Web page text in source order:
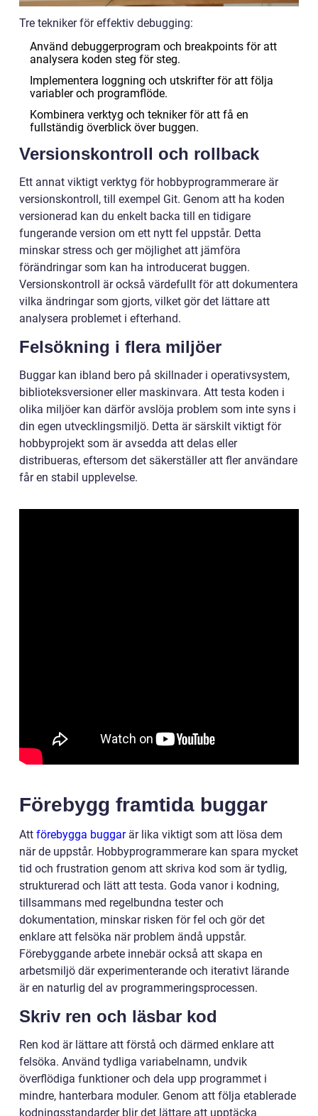
Tre tekniker för effektiv debugging:
Använd debuggerprogram och breakpoints för att
analysera koden steg för steg.
Implementera loggning och utskrifter för att följa
variabler och programflöde.
Kombinera verktyg och tekniker för att få en
fullständig överblick över buggen.
Versionskontroll och rollback
Ett annat viktigt verktyg för hobbyprogrammerare är
versionskontroll, till exempel Git. Genom att ha koden
versionerad kan du enkelt backa till en tidigare
fungerande version om ett nytt fel uppstår. Detta
minskar stress och ger möjlighet att jämföra
förändringar som kan ha introducerat buggen.
Versionskontroll är också värdefullt för att dokumentera
vilka ändringar som gjorts, vilket gör det lättare att
analysera problemet i efterhand.
Felsökning i flera miljöer
Buggar kan ibland bero på skillnader i operativsystem,
biblioteksversioner eller maskinvara. Att testa koden i
olika miljöer kan därför avslöja problem som inte syns i
din egen utvecklingsmiljö. Detta är särskilt viktigt för
hobbyprojekt som är avsedda att delas eller
distribueras, eftersom det säkerställer att fler användare
får en stabil upplevelse.
Förebygg framtida buggar
Att förebygga buggarär lika viktigt som att lösa dem
när de uppstår. Hobbyprogrammerare kan spara mycket
tid och frustration genom att skriva kod som är tydlig,
strukturerad och lätt att testa. Goda vanor i kodning,
tillsammans med regelbundna tester och
dokumentation, minskar risken för fel och gör det
enklare att felsöka när problem ändå uppstår.
Förebyggande arbete innebär också att skapa en
arbetsmiljö där experimenterande och iterativt lärande
är en naturlig del av programmeringsprocessen.
Skriv ren och läsbar kod
Ren kod är lättare att förstå och därmed enklare att
felsöka. Använd tydliga variabelnamn, undvik
överflödiga funktioner och dela upp programmet i
mindre, hanterbara moduler. Genom att följa etablerade
kodningsstandarder blir det lättare att upptäcka